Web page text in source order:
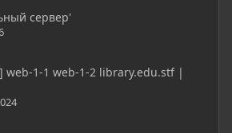
сервер'
web-1-1 web-1-2 library.edu.stf |